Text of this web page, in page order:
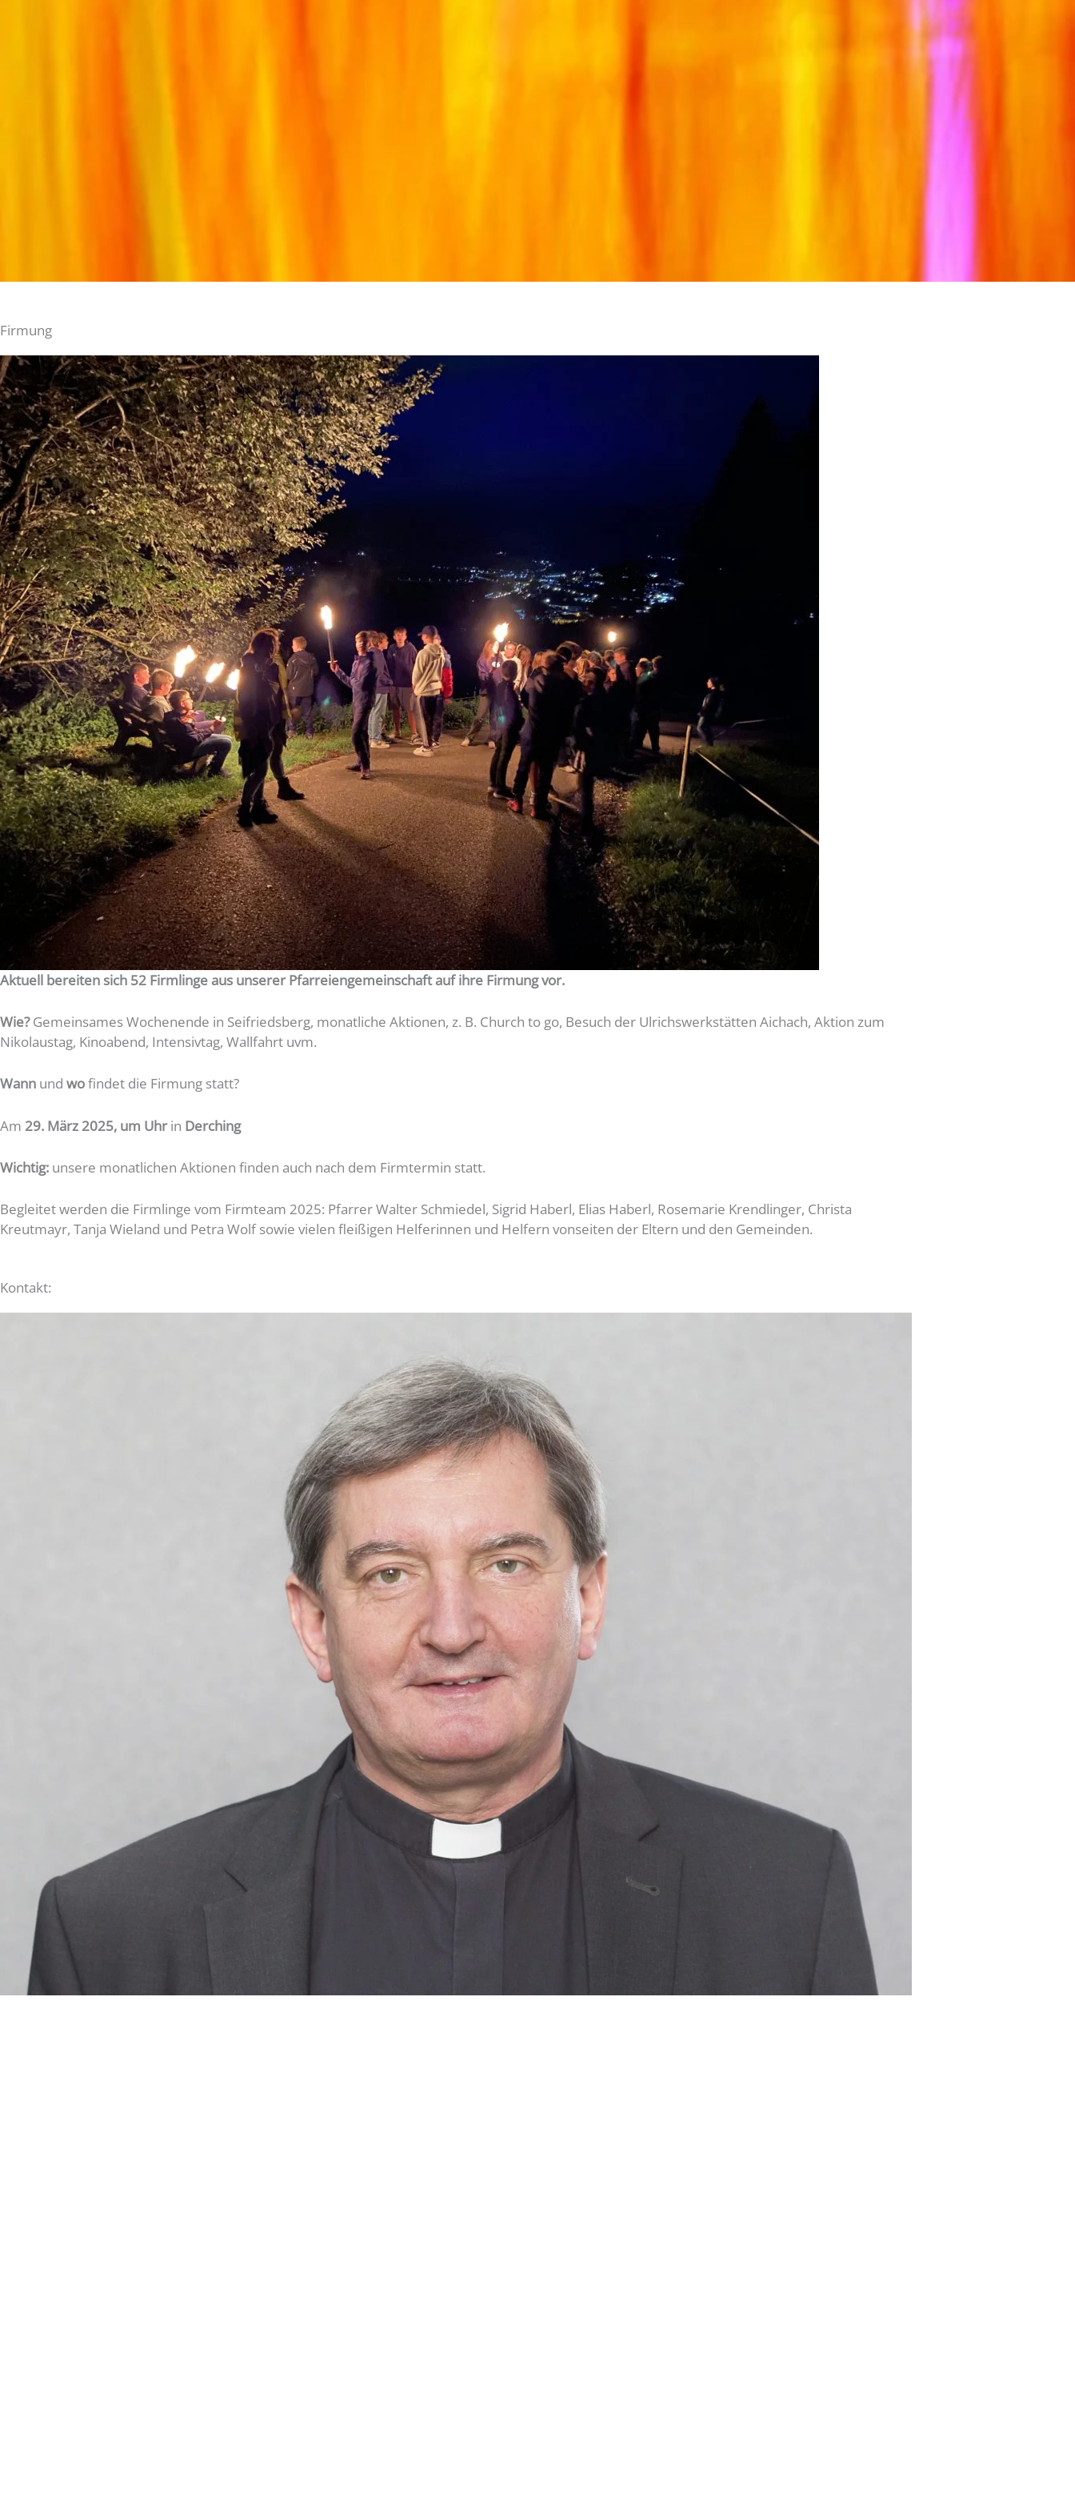
Firmung
Aktuell bereiten sich 52 Firmlinge aus unserer Pfarreiengemeinschaft auf ihre Firmung vor.
Wie?Gemeinsames Wochenende in Seifriedsberg, monatliche Aktionen, z. B. Church to go, Besuch der Ulrichswerkstätten Aichach, Aktion zum
Nikolaustag, Kinoabend, Intensivtag, Wallfahrt uvm.
Wann und wofindet die Firmung statt?
Am 29. März 2025, um Uhrin Derching
Wichtig: unsere monatlichen Aktionen finden auch nach dem Firmtermin statt.
Begleitet werden die Firmlinge vom Firmteam 2025: Pfarrer Walter Schmiedel, Sigrid Haberl, Elias Haberl, Rosemarie Krendlinger, Christa
Kreutmayr, Tanja Wieland und Petra Wolf sowie vielen fleißigen Helferinnen und Helfern vonseiten der Eltern und den Gemeinden.
Kontakt: